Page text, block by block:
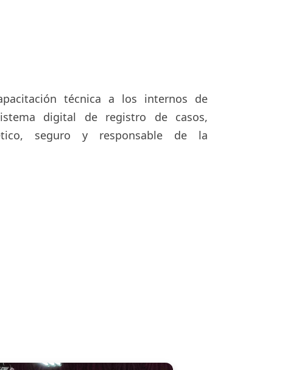
técnica a los internos de
digital de registro de casos,
seguro y responsable de la